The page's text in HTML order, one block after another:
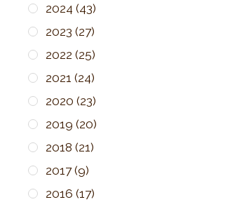
2024 (43)
2023 (27)
2022 (25)
2021 (24)
2020 (23)
2019 (20)
2018 (21)
2017 (9)
2016 (17)